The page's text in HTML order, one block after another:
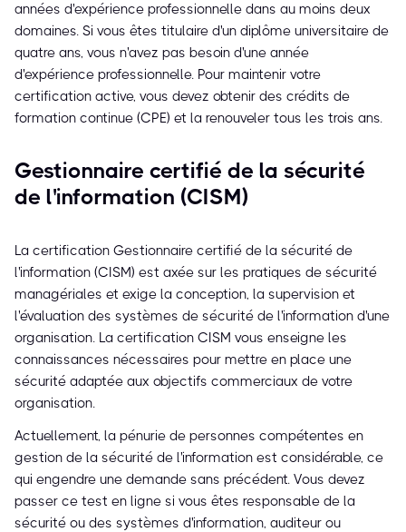
années d'expérience professionnelle dans au moins deux
domaines. Si vous êtes titulaire d'un diplôme universitaire de
quatre ans, vous n'avez pas besoin d'une année
d'expérience professionnelle. Pour maintenir votre
certification active, vous devez obtenir des crédits de
formation continue (CPE) et la renouveler tous les trois ans.
Gestionnaire certifié de la sécurité
de l'information (CISM)
La certification Gestionnaire certifié de la sécurité de
l'information (CISM) est axée sur les pratiques de sécurité
managériales et exige la conception, la supervision et
l'évaluation des systèmes de sécurité de l'information d'une
organisation. La certification CISM vous enseigne les
connaissances nécessaires pour mettre en place une
sécurité adaptée aux objectifs commerciaux de votre
organisation.
Actuellement, la pénurie de personnes compétentes en
gestion de la sécurité de l'information est considérable, ce
qui engendre une demande sans précédent. Vous devez
passer ce test en ligne si vous êtes responsable de la
sécurité ou des systèmes d'information, auditeur ou